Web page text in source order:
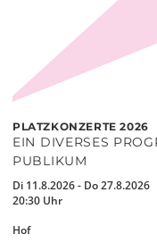
PLATZKONZERTE 2026
EIN DIVERSES
PUBLIKUM
Di 11.8.2026 - Do 27.8.2026
20:30 Uhr
Hof